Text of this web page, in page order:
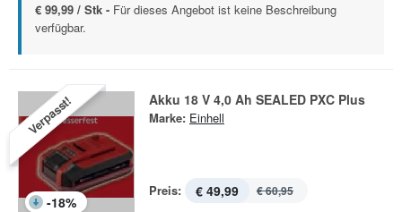
€ 99,99 / Stk - Für dieses Angebot ist keine Beschreibung
verfügbar.
Verpasst!
-18%
Akku 18 V 4,0 Ah SEALED PXC Plus
Marke: Einhell
Preis: € 49,99 € 60,95